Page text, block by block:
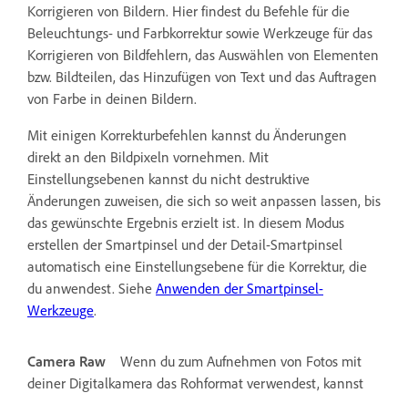
Korrigieren von Bildern. Hier findest du Befehle für die
Beleuchtungs- und Farbkorrektur sowie Werkzeuge für das
Korrigieren von Bildfehlern, das Auswählen von Elementen
bzw. Bildteilen, das Hinzufügen von Text und das Auftragen
von Farbe in deinen Bildern.
Mit einigen Korrekturbefehlen kannst du Änderungen
direkt an den Bildpixeln vornehmen. Mit
Einstellungsebenen kannst du nicht destruktive
Änderungen zuweisen, die sich so weit anpassen lassen, bis
das gewünschte Ergebnis erzielt ist. In diesem Modus
erstellen der Smartpinsel und der Detail-Smartpinsel
automatisch eine Einstellungsebene für die Korrektur, die
du anwendest. Siehe Anwenden der Smartpinsel-
Werkzeuge.
Camera Raw
Wenn du zum Aufnehmen von Fotos mit
deiner Digitalkamera das Rohformat verwendest, kannst